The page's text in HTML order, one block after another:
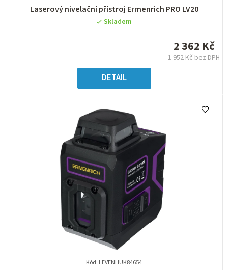
Průměrné
hodnocení
5
hvězdiček.
Laserový nivelační přístroj Ermenrich PRO LV20
Skladem
2 362 Kč
1 952 Kč bez DPH
DETAIL
Kód: LEVENHUK84654